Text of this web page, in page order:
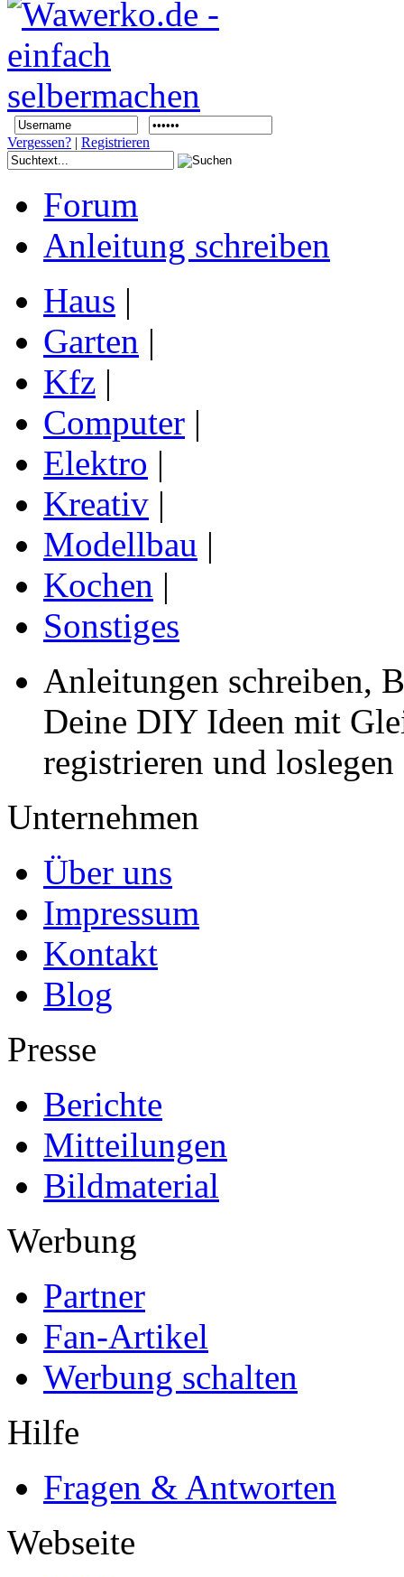
Vergessen? | Registrieren
Forum
Anleitung schreiben
Haus |
Garten |
Kfz |
Computer |
Elektro |
Kreativ |
Modellbau |
Kochen |
Sonstiges
Anleitungen schreiben,
Deine DIY Ideen mit
registrieren und loslegen
Unternehmen
Über uns
Impressum
Kontakt
Blog
Presse
Berichte
Mitteilungen
Bildmaterial
Werbung
Partner
Fan-Artikel
Werbung schalten
Hilfe
Fragen & Antworten
Webseite